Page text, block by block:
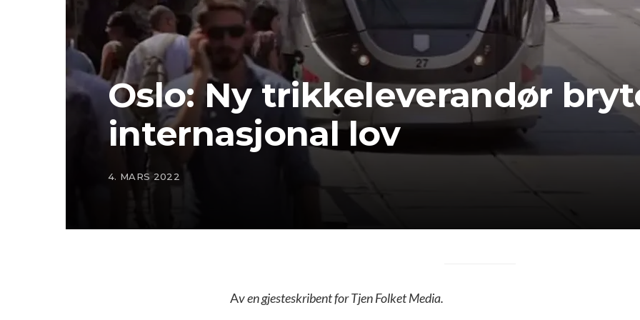
Oslo: Ny trikkeleverandør
internasjonal lov
4. MARS 2022
Av en gjesteskribent for Tjen Folket Media.